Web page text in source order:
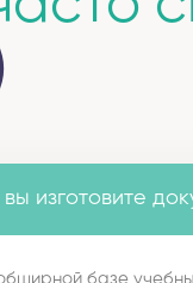
изготовите
базе